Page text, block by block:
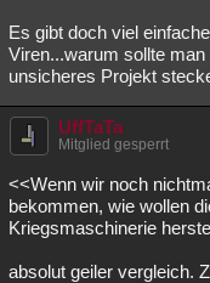
Es gibt doch viel
Viren...warum sollte
unsicheres Projekt
UffTaTa
Mitglied gesperrt
<<Wenn wir noch
bekommen, wie wollen
Kriegsmaschinerie
absolut geiler vergleich.